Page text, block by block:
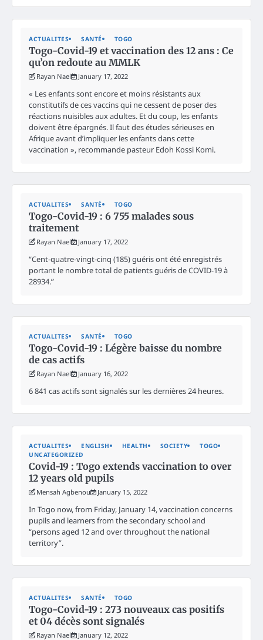
ACTUALITES SANTÉ TOGO
Togo-Covid-19 et vaccination des 12 ans : Ce
qu’on redoute au MMLK
Rayan Nael January 17, 2022
« Les enfants sont encore et moins résistants aux
constitutifs de ces vaccins qui ne cessent de poser des
réactions nuisibles aux adultes. Et du coup, les enfants
doivent être épargnés. Il faut des études sérieuses en
Afrique avant d’impliquer les enfants dans cette
vaccination », recommande pasteur Edoh Kossi Komi.
ACTUALITES SANTÉ TOGO
Togo-Covid-19 : 6 755 malades sous
traitement
Rayan Nael January 17, 2022
“Cent-quatre-vingt-cinq (185) guéris ont été enregistrés
portant le nombre total de patients guéris de COVID-19 à
28934.”
ACTUALITES SANTÉ TOGO
Togo-Covid-19 : Légère baisse du nombre
de cas actifs
Rayan Nael January 16, 2022
6 841 cas actifs sont signalés sur les dernières 24 heures.
ACTUALITES ENGLISH HEALTH SOCIETY
TOGO
UNCATEGORIZED
Covid-19 : Togo extends vaccination to over
12 years old pupils
Mensah Agbenou January 15, 2022
In Togo now, from Friday, January 14, vaccination concerns
pupils and learners from the secondary school and
“persons aged 12 and over throughout the national
territory”.
ACTUALITES SANTÉ TOGO
Togo-Covid-19 : 273 nouveaux cas positifs
et 04 décès sont signalés
Rayan Nael January 12, 2022